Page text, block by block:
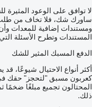
لا توافق على الوعود المثيرة
ساورك شك، فلا تخاف من
ومستندات إضافية للمعدات
المستندات وتطرح الأسئلة
الدفع المسبك المثير للشك
أكثر أنواع الاحتيال شيوعًا،
كعربون مسبق "لتحجز" حقك في
المحتالون تجميع مبلغًا ضخمًا
ذلك.